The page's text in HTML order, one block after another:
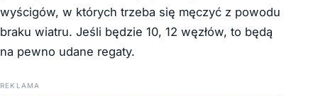
wyścigów, w których trzeba się męczyć z powodu
braku wiatru. Jeśli będzie 10, 12 węzłów, to będą
na pewno udane regaty.
REKLAMA